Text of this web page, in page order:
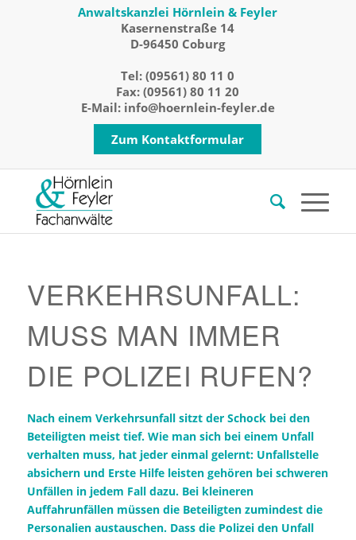
Anwaltskanzlei Hörnlein & Feyler
Kasernenstraße 14
D-96450 Coburg
Tel:(09561) 80 11 0
Fax: (09561) 80 11 20
E-Mail: info@hoernlein-feyler.de
Zum Kontaktformular
VERKEHRSUNFALL:
MUSS MAN IMMER
DIE POLIZEI RUFEN?
Nach einem Verkehrsunfall sitzt der Schock bei den
Beteiligten meist tief. Wie man sich bei einem Unfall
verhalten muss, hat jeder einmal gelernt: Unfallstelle
absichern und Erste Hilfe leisten gehören bei schweren
Unfällen in jedem Fall dazu. Bei kleineren
Auffahrunfällen müssen die Beteiligten zumindest die
Personalien austauschen. Dass die Polizei den Unfall